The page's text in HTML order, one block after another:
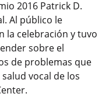
2016 Patrick D.
Al público le
la celebración y tuvo
sobre el
de problemas que
vocal de los